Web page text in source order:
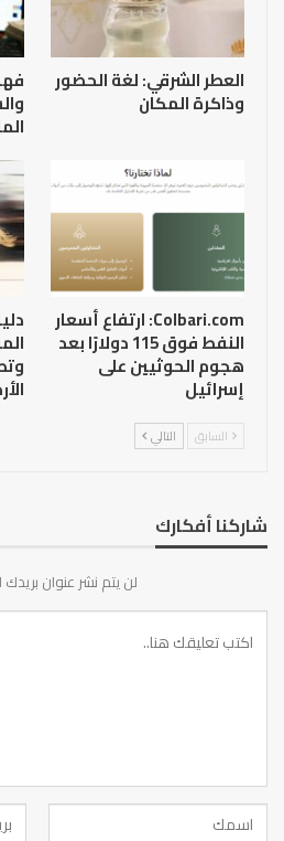
العطر الشرقي: لغة الحضور
وذاكرة المكان
Colbari.com: ارتفاع أسعار
النفط فوق 115 دولارًا بعد
هجوم الحوثيين على
إسرائيل
السابق التالي
شاركنا أفكارك
لن يتم نشر عنوان بريدك